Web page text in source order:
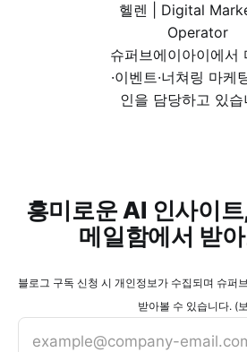
헬렌 | Digital
Operator
슈퍼브에이아이에서
·이벤트·너쳐링 마케
인을 담당하고 있습
흥미로운 AI 인사이
메일함에서 받
블로그 구독 신청 시 개인정보가 수집되며 슈퍼
받아볼 수 있습니다. (
example@company-